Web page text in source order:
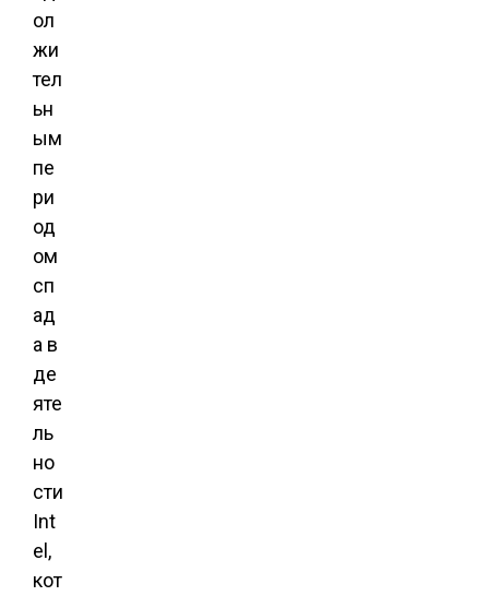
ол
жи
тел
ьн
ым
пе
ри
од
ом
сп
ад
а в
де
яте
ль
но
сти
Int
el,
кот